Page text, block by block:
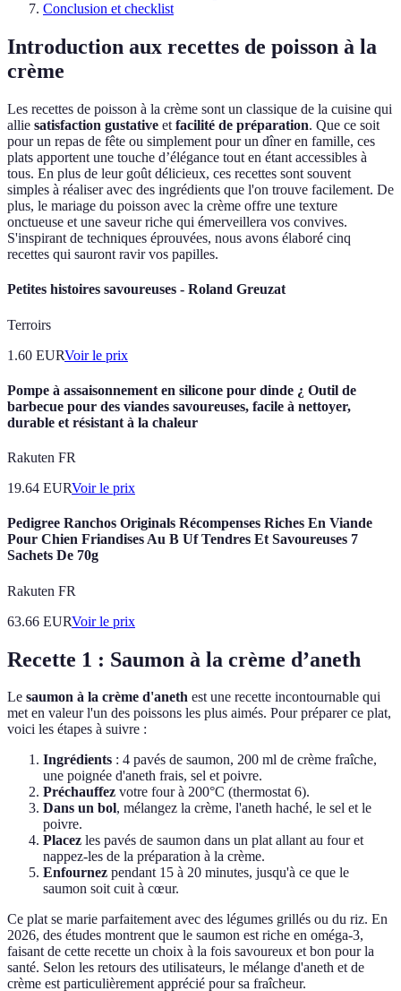
Conclusion et checklist
Introduction aux recettes de poisson à la
crème
Les recettes de poisson à la crème sont un classique de la cuisine qui
allie satisfaction gustative et facilité de préparation. Que ce soit
pour un repas de fête ou simplement pour un dîner en famille, ces
plats apportent une touche d’élégance tout en étant accessibles à
tous. En plus de leur goût délicieux, ces recettes sont souvent
simples à réaliser avec des ingrédients que l'on trouve facilement. De
plus, le mariage du poisson avec la crème offre une texture
onctueuse et une saveur riche qui émerveillera vos convives.
S'inspirant de techniques éprouvées, nous avons élaboré cinq
recettes qui sauront ravir vos papilles.
Petites histoires savoureuses - Roland Greuzat
Terroirs
1.60 EURVoir le prix
Pompe à assaisonnement en silicone pour dinde ¿ Outil de
barbecue pour des viandes savoureuses, facile à nettoyer,
durable et résistant à la chaleur
Rakuten FR
19.64 EURVoir le prix
Pedigree Ranchos Originals Récompenses Riches En Viande
Pour Chien Friandises Au B Uf Tendres Et Savoureuses 7
Sachets De 70g
Rakuten FR
63.66 EURVoir le prix
Recette 1 : Saumon à la crème d’aneth
Le saumon à la crème d'aneth est une recette incontournable qui
met en valeur l'un des poissons les plus aimés. Pour préparer ce plat,
voici les étapes à suivre :
Ingrédients : 4 pavés de saumon, 200 ml de crème fraîche,
une poignée d'aneth frais, sel et poivre.
Préchauffez votre four à 200°C (thermostat 6).
Dans un bol, mélangez la crème, l'aneth haché, le sel et le
poivre.
Placez les pavés de saumon dans un plat allant au four et
nappez-les de la préparation à la crème.
Enfournez pendant 15 à 20 minutes, jusqu'à ce que le
saumon soit cuit à cœur.
Ce plat se marie parfaitement avec des légumes grillés ou du riz. En
2026, des études montrent que le saumon est riche en oméga-3,
faisant de cette recette un choix à la fois savoureux et bon pour la
santé. Selon les retours des utilisateurs, le mélange d'aneth et de
crème est particulièrement apprécié pour sa fraîcheur.